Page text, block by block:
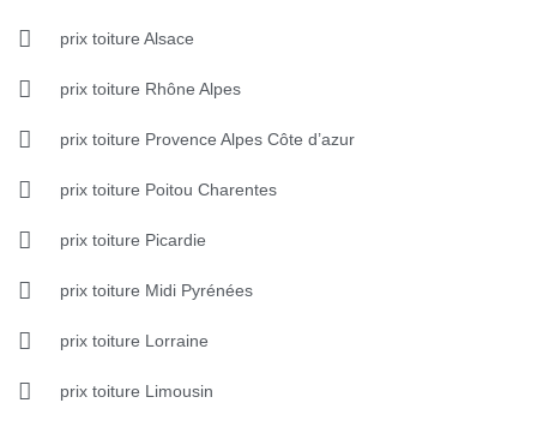
prix toiture Alsace
prix toiture Rhône Alpes
prix toiture Provence Alpes Côte d’azur
prix toiture Poitou Charentes
prix toiture Picardie
prix toiture Midi Pyrénées
prix toiture Lorraine
prix toiture Limousin